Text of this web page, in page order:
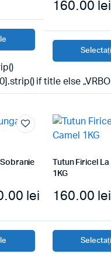
if title else
160.00 lei
Sobranie
lei
Tutun Firicel
1KG
160.00 lei